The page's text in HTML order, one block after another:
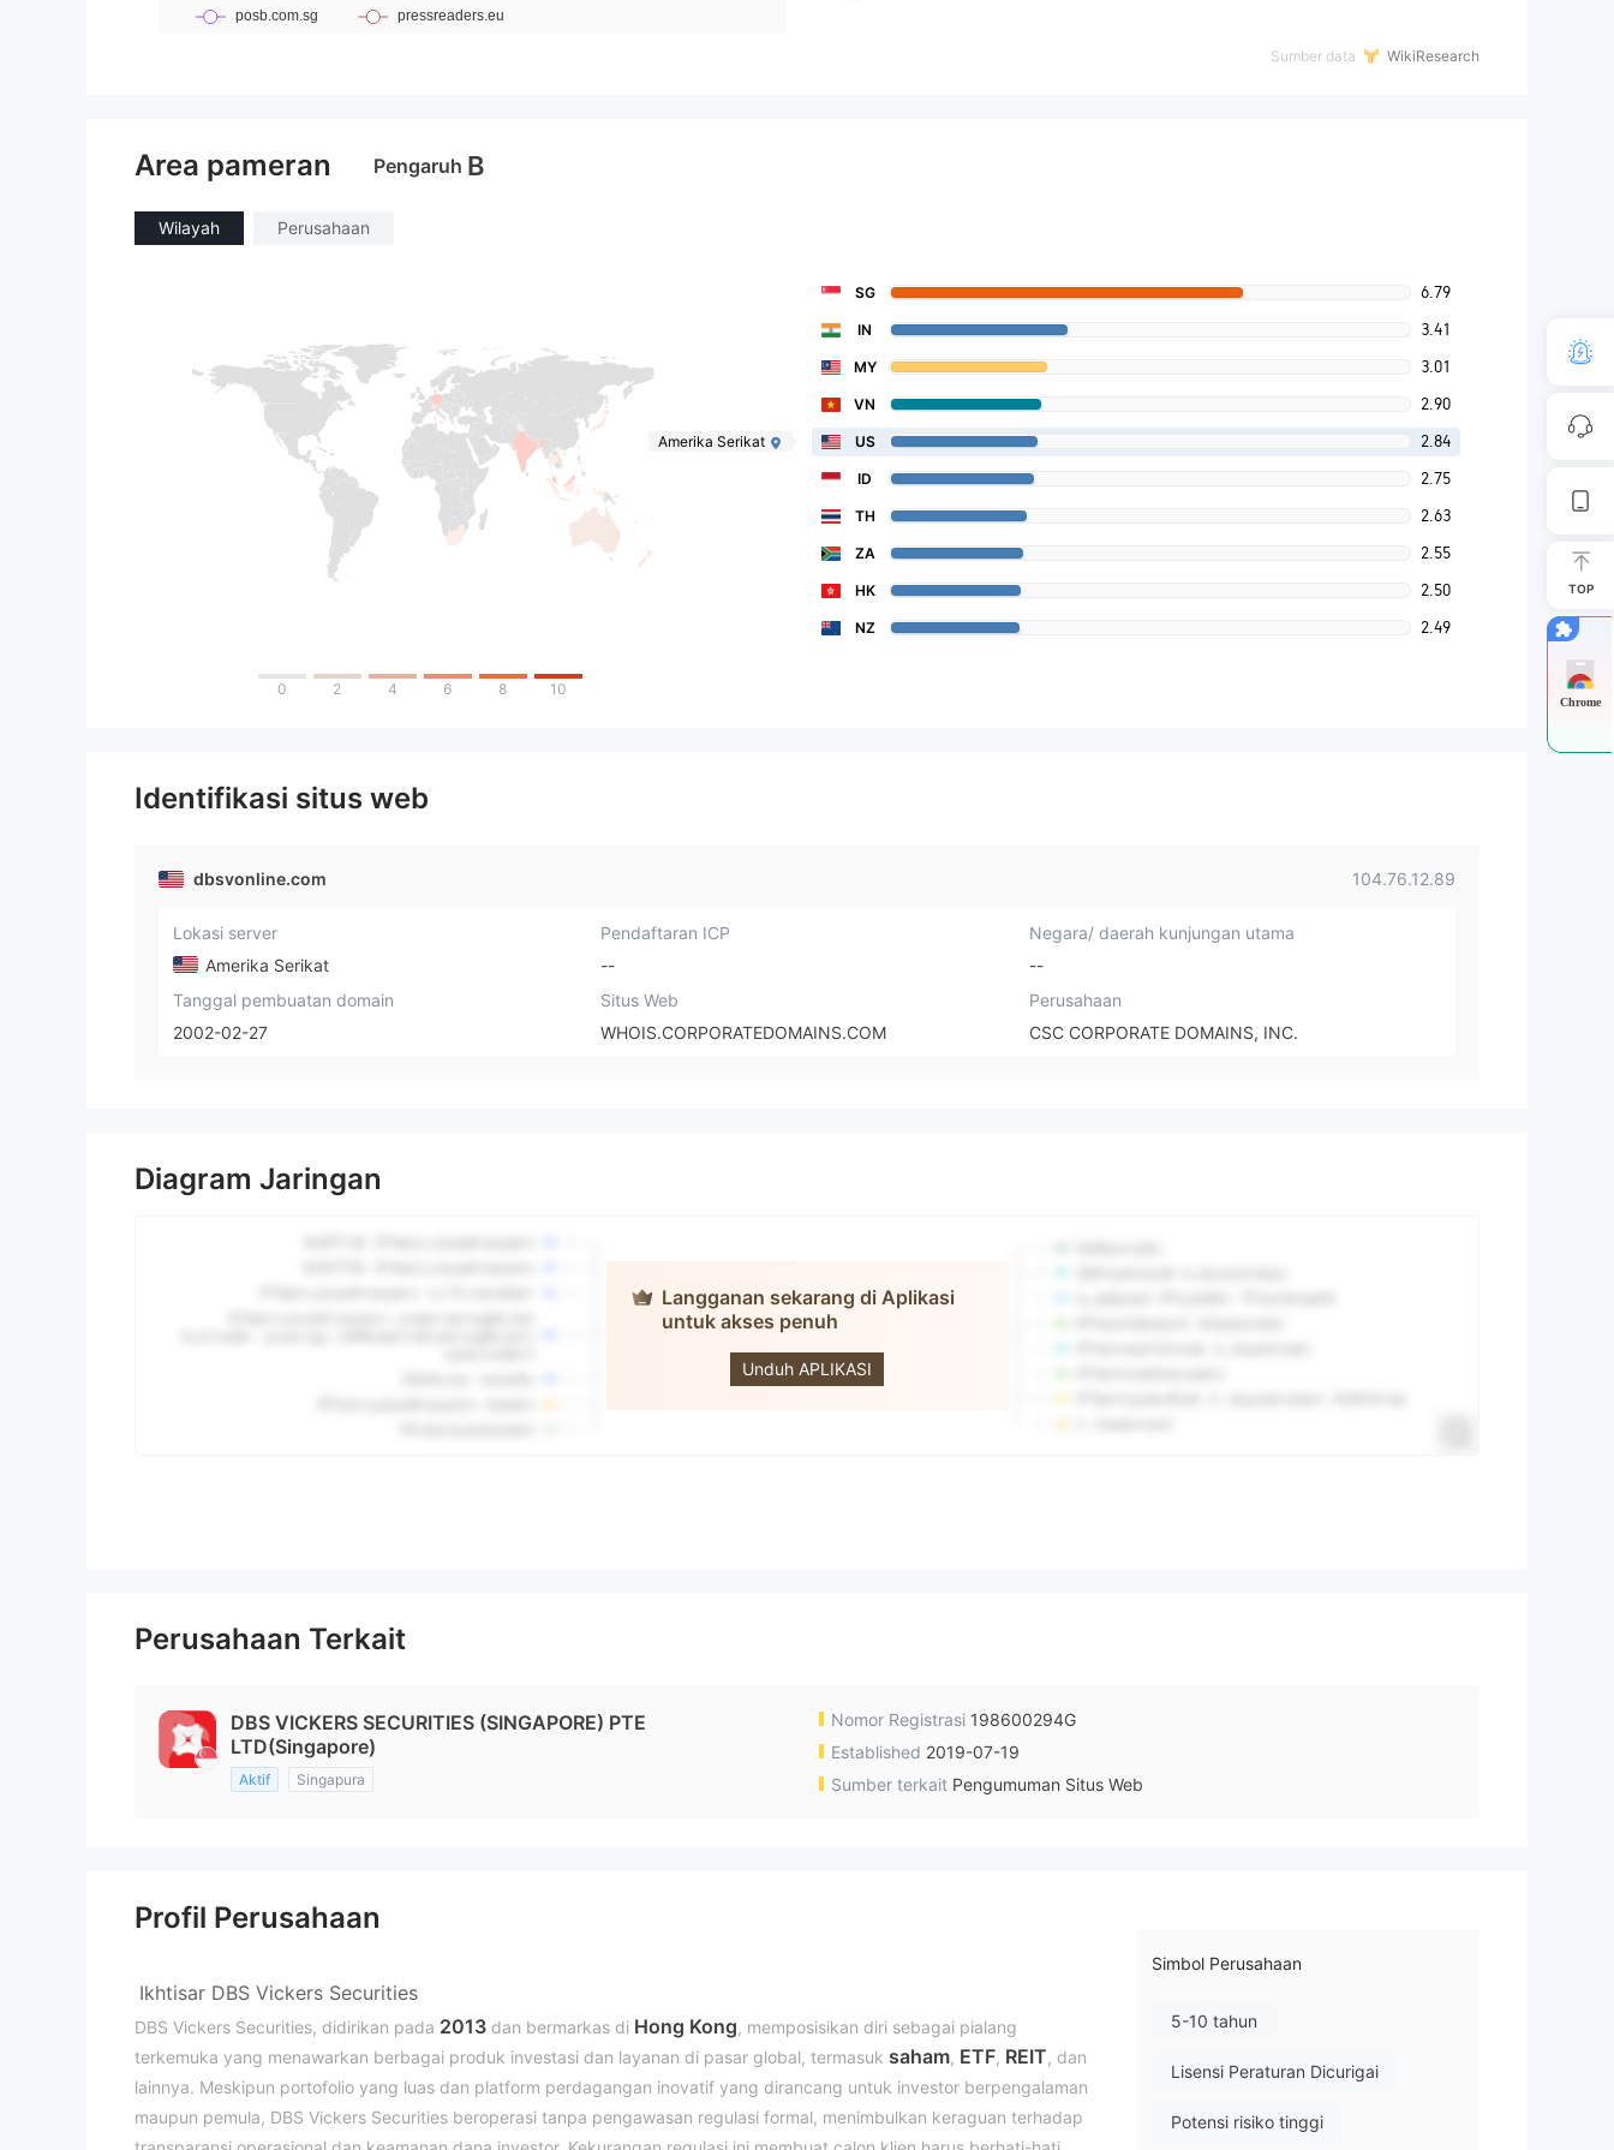
Sumber data WikiResearch
Area pameran Pengaruh B
Wilayah Perusahaan
0 2 4 6 8 10
SG 6.79
IN 3.41
MY 3.01
VN 2.90
Amerika Serikat US 2.84
ID 2.75
TH 2.63
ZA 2.55
HK 2.50
NZ 2.49
Identifikasi situs web
dbsvonline.com 104.76.12.89
Lokasi server
Amerika Serikat
Pendaftaran ICP
--
Negara/ daerah kunjungan utama
--
Tanggal pembuatan domain
2002-02-27
Situs Web
WHOIS.CORPORATEDOMAINS.COM
Perusahaan
CSC CORPORATE DOMAINS, INC.
Diagram Jaringan
Langganan sekarang di Aplikasi
untuk akses penuh
Unduh APLIKASI
DBS VICKERS
SECURITIES
Perusahaan Terkait
DBS VICKERS SECURITIES (SINGAPORE) PTE
LTD(Singapore)
Aktif Singapura
Nomor Registrasi 198600294G
Established 2019-07-19
Sumber terkait Pengumuman Situs Web
Profil Perusahaan
Ikhtisar DBS Vickers Securities
DBS Vickers Securities, didirikan pada 2013 dan bermarkas di Hong Kong, memposisikan diri sebagai pialang
terkemuka yang menawarkan berbagai produk investasi dan layanan di pasar global, termasuk saham, ETF, REIT, dan
lainnya. Meskipun portofolio yang luas dan platform perdagangan inovatif yang dirancang untuk investor berpengalaman
maupun pemula, DBS Vickers Securities beroperasi tanpa pengawasan regulasi formal, menimbulkan keraguan terhadap
Simbol Perusahaan
5-10 tahun
Lisensi Peraturan Dicurigai
Potensi risiko tinggi
TOP
Chrome